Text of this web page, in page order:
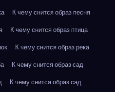
К чему снится образ песня
К чему снится образ птица
К чему снится образ река
К чему снится образ сад
К чему снится образ сад